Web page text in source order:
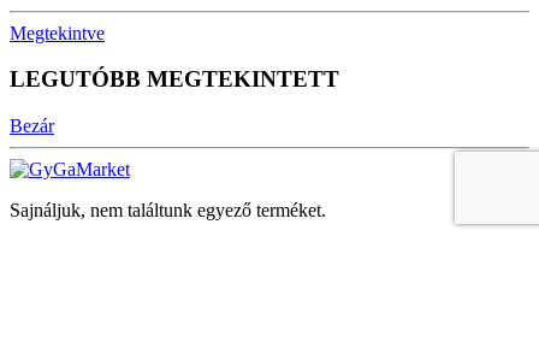
Megtekintve
LEGUTÓBB MEGTEKINTETT
Bezár
Sajnáljuk, nem találtunk egyező terméket.